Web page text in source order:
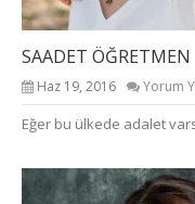
SAADET ÖĞRETMEN
Haz 19, 2016 Yorum
Eğer bu ülkede adalet